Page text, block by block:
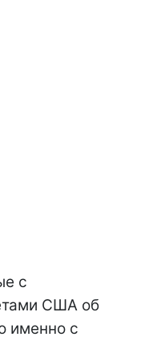
с
США об
именно с